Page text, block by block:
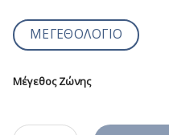
ΜΕΓΕΘΟΛΟΓΙΟ
Μέγεθος Ζώνης